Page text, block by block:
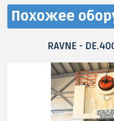
Похожее
RAVNE -